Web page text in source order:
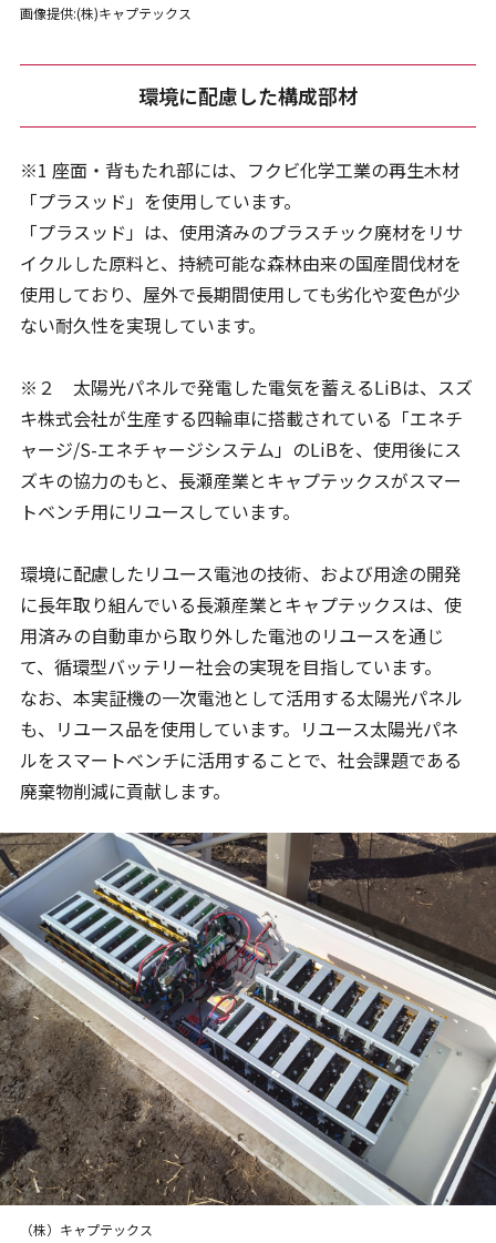
画像提供:(株)キャプテックス
環境に配慮した構成部材
※1 座面・背もたれ部には、フクビ化学工業の再生木材
「プラスッド」を使用しています。
「プラスッド」は、使用済みのプラスチック廃材をリサ
イクルした原料と、持続可能な森林由来の国産間伐材を
使用しており、屋外で長期間使用しても劣化や変色が少
ない耐久性を実現しています。
※２ 太陽光パネルで発電した電気を蓄えるLiBは、スズ
キ株式会社が生産する四輪車に搭載されている「エネチ
ャージ/S-エネチャージシステム」のLiBを、使用後にス
ズキの協力のもと、長瀬産業とキャプテックスがスマー
トベンチ用にリユースしています。
環境に配慮したリユース電池の技術、および用途の開発
に長年取り組んでいる長瀬産業とキャプテックスは、使
用済みの自動車から取り外した電池のリユースを通じ
て、循環型バッテリー社会の実現を目指しています。
なお、本実証機の一次電池として活用する太陽光パネル
も、リユース品を使用しています。リユース太陽光パネ
ルをスマートベンチに活用することで、社会課題である
廃棄物削減に貢献します。
（株）キャプテックス